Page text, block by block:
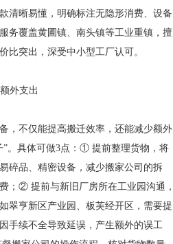
清晰易懂，明确标注无隐形消费、设备
务覆盖黄圃镇、南头镇等工业重镇，擅
比突出，深受中小型工厂认可。
外支出
，不仅能提高搬迁效率，还能减少额外
”。具体可做3点：① 提前整理货物，将
碎品、精密设备，减少搬家公司的拆
；② 提前与新旧厂房所在工业园沟通
翠亨新区产业园、板芙经开区，需要提
手续不全导致延误，产生额外的误工